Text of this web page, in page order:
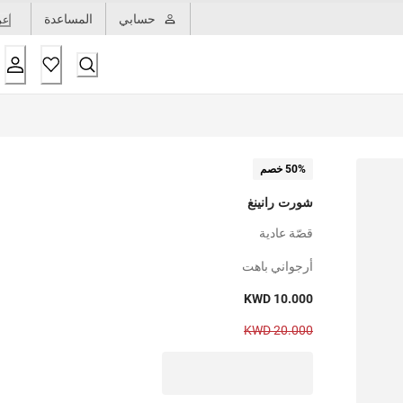
حسابي المساعدة
50% خصم
شورت رانينغ
قصّة عادية
أرجواني باهت
KWD 10.000
KWD 20.000